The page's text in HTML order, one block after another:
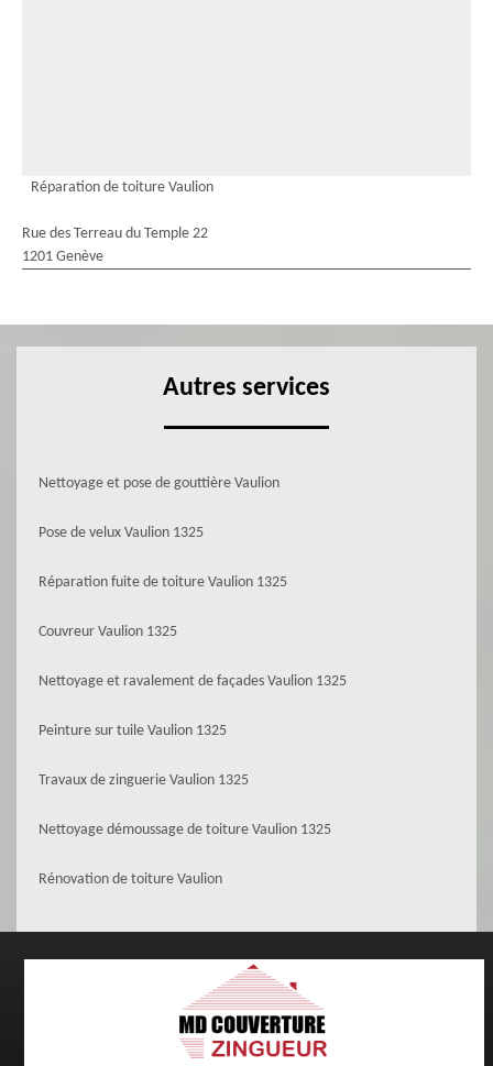
Réparation de toiture Vaulion
Rue des Terreau du Temple 22
1201 Genève
Autres services
Nettoyage et pose de gouttière Vaulion
Pose de velux Vaulion 1325
Réparation fuite de toiture Vaulion 1325
Couvreur Vaulion 1325
Nettoyage et ravalement de façades Vaulion 1325
Peinture sur tuile Vaulion 1325
Travaux de zinguerie Vaulion 1325
Nettoyage démoussage de toiture Vaulion 1325
Rénovation de toiture Vaulion